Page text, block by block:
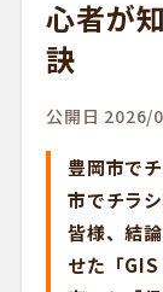
心者が
訣
公開日 2026/
豊岡市で
市でチラ
皆様、結
せた「